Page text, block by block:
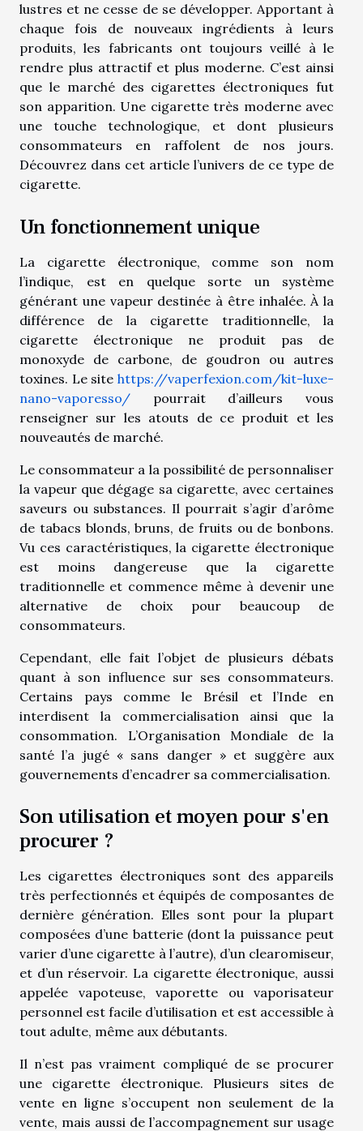
lustres et ne cesse de se développer. Apportant à
chaque fois de nouveaux ingrédients à leurs
produits, les fabricants ont toujours veillé à le
rendre plus attractif et plus moderne. C’est ainsi
que le marché des cigarettes électroniques fut
son apparition. Une cigarette très moderne avec
une touche technologique, et dont plusieurs
consommateurs en raffolent de nos jours.
Découvrez dans cet article l’univers de ce type de
cigarette.
Un fonctionnement unique
La cigarette électronique, comme son nom
l’indique, est en quelque sorte un système
générant une vapeur destinée à être inhalée. À la
différence de la cigarette traditionnelle, la
cigarette électronique ne produit pas de
monoxyde de carbone, de goudron ou autres
toxines. Le site https://vaperfexion.com/kit-luxe-
nano-vaporesso/ pourrait d’ailleurs vous
renseigner sur les atouts de ce produit et les
nouveautés de marché.
Le consommateur a la possibilité de personnaliser
la vapeur que dégage sa cigarette, avec certaines
saveurs ou substances. Il pourrait s’agir d’arôme
de tabacs blonds, bruns, de fruits ou de bonbons.
Vu ces caractéristiques, la cigarette électronique
est moins dangereuse que la cigarette
traditionnelle et commence même à devenir une
alternative de choix pour beaucoup de
consommateurs.
Cependant, elle fait l’objet de plusieurs débats
quant à son influence sur ses consommateurs.
Certains pays comme le Brésil et l’Inde en
interdisent la commercialisation ainsi que la
consommation. L’Organisation Mondiale de la
santé l’a jugé « sans danger » et suggère aux
gouvernements d’encadrer sa commercialisation.
Son utilisation et moyen pour s'en
procurer ?
Les cigarettes électroniques sont des appareils
très perfectionnés et équipés de composantes de
dernière génération. Elles sont pour la plupart
composées d’une batterie (dont la puissance peut
varier d’une cigarette à l’autre), d’un clearomiseur,
et d’un réservoir. La cigarette électronique, aussi
appelée vapoteuse, vaporette ou vaporisateur
personnel est facile d’utilisation et est accessible à
tout adulte, même aux débutants.
Il n’est pas vraiment compliqué de se procurer
une cigarette électronique. Plusieurs sites de
vente en ligne s’occupent non seulement de la
vente, mais aussi de l’accompagnement sur usage